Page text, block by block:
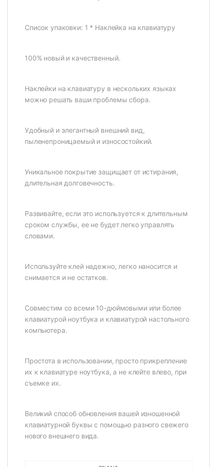
Список упаковки: 1 * Наклейка на клавиатуру
100% новый и качественный.
Наклейки на клавиатуру в нескольких языках
можно решать ваши проблемы сбора.
Удобный и элегантный внешний вид,
пыленепроницаемый и износостойкий.
Уникальное покрытие защищает от истирания,
длительная долговечность.
Развивайте, если это используется к длительным
сроком службы, ее не будет легко управлять
словами.
Используйте клей надежно, легко наносится и
снимается и не остатков.
Совместим со всеми 10-дюймовыми или более
клавиатурой ноутбука и клавиатурой настольного
компьютера.
Простота в использовании, просто прикрепление
их к клавиатуре ноутбука, а не клейте влево, при
съемке их.
Великий способ обновления вашей изношенной
клавиатурной буквы с помощью разного свежего
нового внешнего вида.